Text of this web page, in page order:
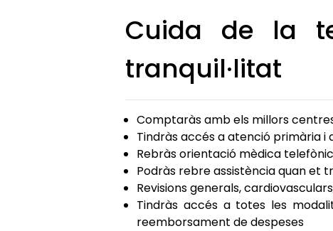
Cuida de la
tranquil·litat
Comptaràs amb els millors
Tindràs accés a atenció primària
Rebràs orientació mèdica
Podràs rebre assistència quan et
Revisions generals,
Tindràs accés a totes les
reemborsament de despeses